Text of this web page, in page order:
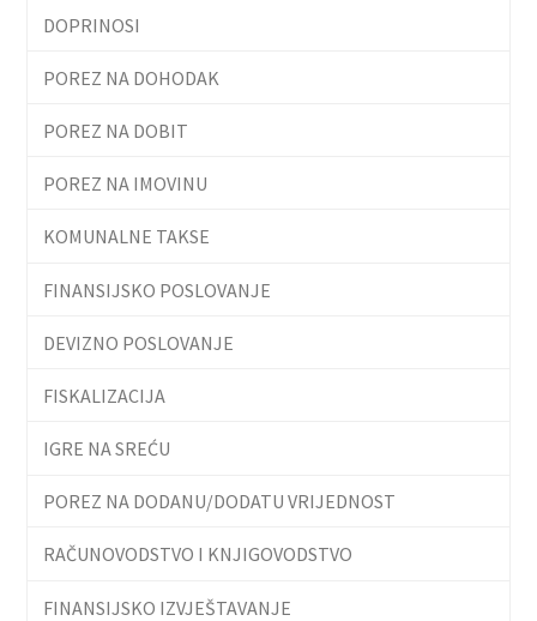
DOPRINOSI
POREZ NA DOHODAK
POREZ NA DOBIT
POREZ NA IMOVINU
KOMUNALNE TAKSE
FINANSIJSKO POSLOVANJE
DEVIZNO POSLOVANJE
FISKALIZACIJA
IGRE NA SREĆU
POREZ NA DODANU/DODATU VRIJEDNOST
RAČUNOVODSTVO I KNJIGOVODSTVO
FINANSIJSKO IZVJEŠTAVANJE